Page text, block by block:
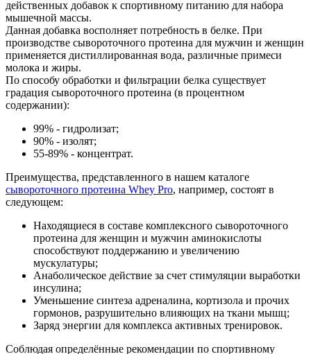
действенных добавок к спортивному питанию для набора
мышечной массы.
Данная добавка восполняет потребность в белке. При
производстве сывороточного протеина для мужчин и женщин
применяется дистиллированная вода, различные примеси
молока и жиры.
По способу обработки и фильтрации белка существует
градация сывороточного протеина (в процентном
содержании):
99% - гидролизат;
90% - изолят;
55-89% - концентрат.
Преимущества, представленного в нашем каталоге
cывороточного протеина Whey Pro, например, состоят в
следующем:
Находящиеся в составе комплексного сывороточного
протеина для женщин и мужчин аминокислоты
способствуют поддержанию и увеличению
мускулатуры;
Анаболическое действие за счет стимуляции выработки
инсулина;
Уменьшение синтеза адреналина, кортизола и прочих
гормонов, разрушительно влияющих на ткани мышц;
Заряд энергии для комплекса активных тренировок.
Соблюдая определённые рекомендации по спортивному